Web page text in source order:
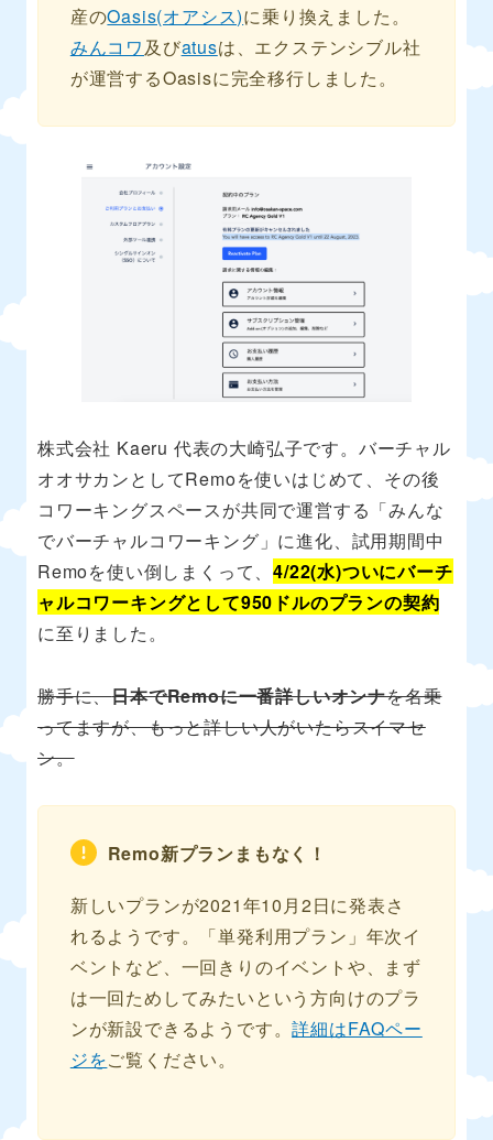
産のOasis(オアシス)に乗り換えました。
みんコワ及びatusは、エクステンシブル社
が運営するOasisに完全移行しました。
株式会社 Kaeru 代表の大崎弘子です。バーチャル
オオサカンとしてRemoを使いはじめて、その後
コワーキングスペースが共同で運営する「みんな
でバーチャルコワーキング」に進化、試用期間中
Remoを使い倒しまくって、4/22(水)ついにバーチ
ャルコワーキングとして950ドルのプランの契約
に至りました。
勝手に、日本でRemoに一番詳しいオンナを名乗
ってますが、もっと詳しい人がいたらスイマセ
ン。
Remo新プランまもなく！
新しいプランが2021年10月2日に発表さ
れるようです。「単発利用プラン」年次イ
ベントなど、一回きりのイベントや、まず
は一回ためしてみたいという方向けのプラ
ンが新設できるようです。詳細はFAQペー
ジをご覧ください。